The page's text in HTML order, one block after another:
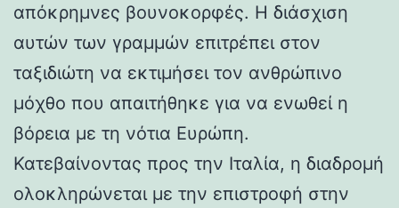
απόκρημνες βουνοκορφές. Η διάσχιση
αυτών των γραμμών επιτρέπει στον
ταξιδιώτη να εκτιμήσει τον ανθρώπινο
μόχθο που απαιτήθηκε για να ενωθεί η
βόρεια με τη νότια Ευρώπη.
Κατεβαίνοντας προς την Ιταλία, η διαδρομή
ολοκληρώνεται με την επιστροφή στην